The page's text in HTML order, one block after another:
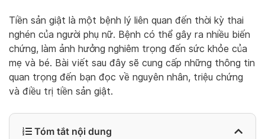
Tiền sản giật là một bệnh lý liên quan đến thời kỳ thai
nghén của người phụ nữ. Bệnh có thể gây ra nhiều biến
chứng, làm ảnh hưởng nghiêm trọng đến sức khỏe của
mẹ và bé. Bài viết sau đây sẽ cung cấp những thông tin
quan trọng đến bạn đọc về nguyên nhân, triệu chứng
và điều trị tiền sản giật.
Tóm tắt nội dung